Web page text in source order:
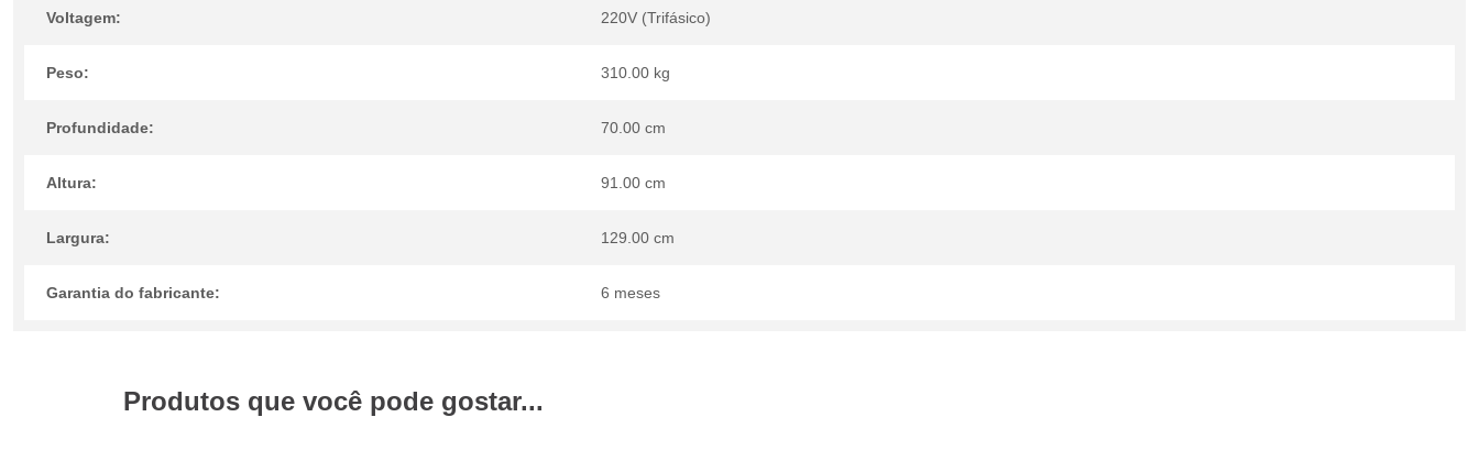
Voltagem: 220V (Trifásico)
Peso: 310.00 kg
Profundidade: 70.00 cm
Altura: 91.00 cm
Largura: 129.00 cm
Garantia do fabricante: 6 meses
Produtos que você pode gostar...